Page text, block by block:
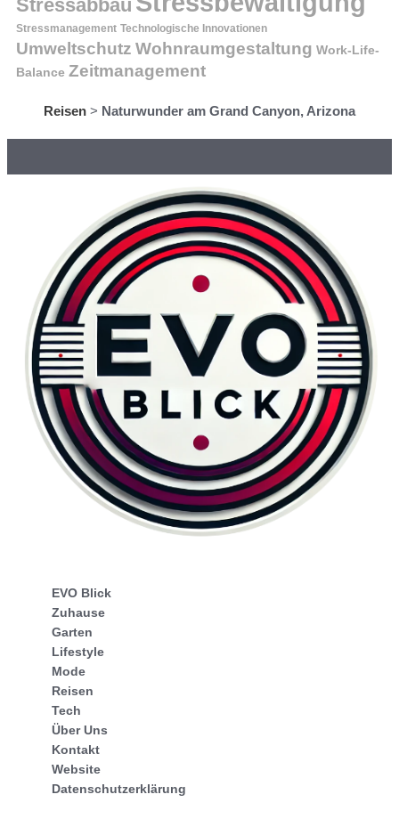
Stressabbau
Stressmanagement Technologische Innovationen
Umweltschutz Wohnraumgestaltung Work-Life-
Balance Zeitmanagement
Reisen > Naturwunder am Grand Canyon, Arizona
EVO Blick
Zuhause
Garten
Lifestyle
Mode
Reisen
Tech
Über Uns
Kontakt
Website
Datenschutzerklärung